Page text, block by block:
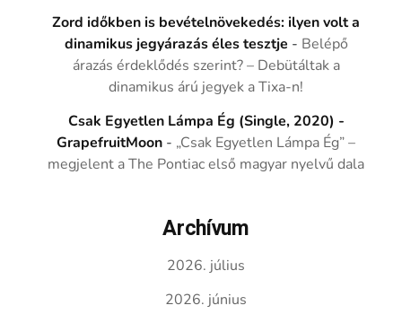
Zord időkben is bevételnövekedés: ilyen volt a
dinamikus jegyárazás éles tesztje - Belépő
árazás érdeklődés szerint? – Debütáltak a
dinamikus árú jegyek a Tixa-n!
Csak Egyetlen Lámpa Ég (Single, 2020) -
GrapefruitMoon - „Csak Egyetlen Lámpa Ég” –
megjelent a The Pontiac első magyar nyelvű dala
Archívum
2026. július
2026. június